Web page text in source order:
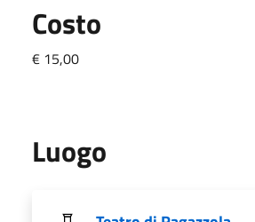
Costo
€ 15,00
Luogo